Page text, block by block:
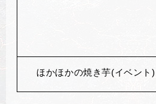
ほかほかの焼き芋(イベント)